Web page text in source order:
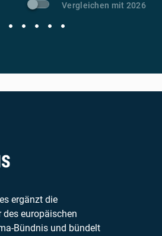
Vergleichen mit 2026
ergänzt die
europäischen
Bündnis und bündelt